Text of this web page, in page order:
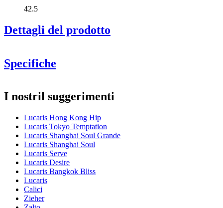
42.5
Dettagli del prodotto
calici
Specifiche
Numero di prodottoLS04CD15E
Dimensioni (LxAxP cm)
Peso (kg)0.3
Altezza (cm)24.7
Larghezza (cm)
Profondità (cm)
Vetro
Serie di prodotti
VetroCalice da vino bianco, Calici in cristallo
I nostril suggerimenti
Lucaris Hong Kong Hip
Lucaris Tokyo Temptation
Lucaris Shanghai Soul Grande
Lucaris Shanghai Soul
Lucaris Serve
Lucaris Desire
Lucaris Bangkok Bliss
Lucaris
Calici
Zieher